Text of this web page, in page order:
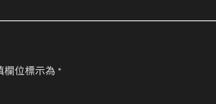
欄位標示為 *